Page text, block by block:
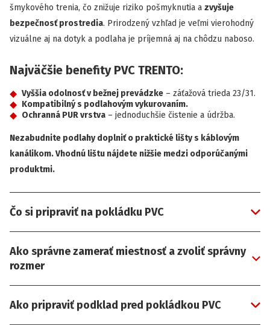
šmykového trenia, čo znižuje riziko pošmyknutia a zvyšuje
bezpečnosť prostredia. Prirodzený vzhľad je veľmi vierohodný
vizuálne aj na dotyk a podlaha je príjemná aj na chôdzu naboso.
Najväčšie benefity PVC TRENTO:
Vyššia odolnosť v bežnej prevádzke – záťažová trieda 23/31.
Kompatibilný s podlahovým vykurovaním.
Ochranná PUR vrstva – jednoduchšie čistenie a údržba.
Nezabudnite podlahy doplniť o praktické lišty s káblovým
kanálikom. Vhodnú lištu nájdete nižšie medzi odporúčanými
produktmi.
Čo si pripraviť na pokládku PVC
Ako správne zamerať miestnosť a zvoliť správny
rozmer
Ako pripraviť podklad pred pokládkou PVC